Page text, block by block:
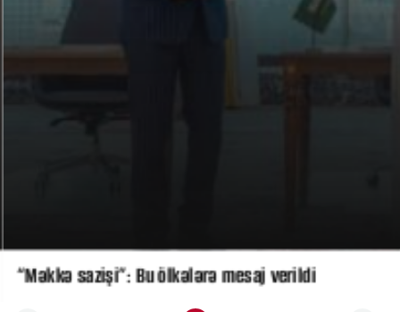
“Məkkə sazişi”: Bu ölkələrə mesaj verildi